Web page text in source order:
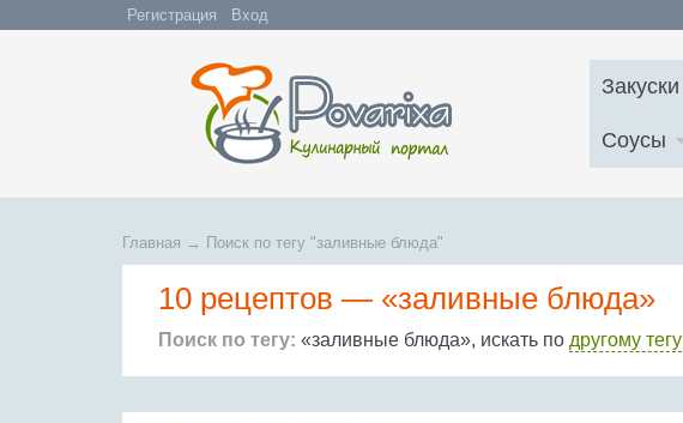
Регистрация Вход
Закуски
Соусы
Главная → Поиск по тегу "заливные блюда"
10 рецептов — «заливные блюда»
Поиск по тегу: «заливные блюда», искать по другому тегу